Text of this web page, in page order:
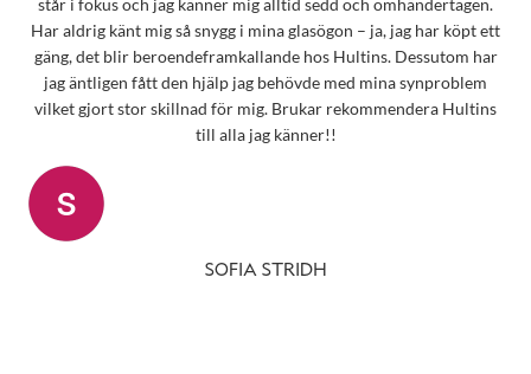
står i fokus och jag känner mig alltid sedd och omhändertagen.
Har aldrig känt mig så snygg i mina glasögon – ja, jag har köpt ett
gäng, det blir beroendeframkallande hos Hultins. Dessutom har
jag äntligen fått den hjälp jag behövde med mina synproblem
vilket gjort stor skillnad för mig. Brukar rekommendera Hultins
till alla jag känner!!
SOFIA STRIDH